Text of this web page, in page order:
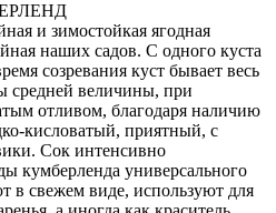
и зимостойкая ягодная
наших садов. C одного куста
созревания куст бывает весь
средней величины, при
отливом, благодаря наличию
кисловатый, приятный, с
Сок интенсивно
кумберленда универсального
в свежем виде, используют для